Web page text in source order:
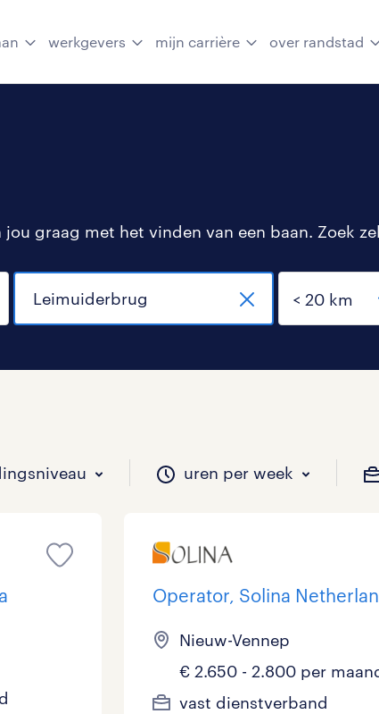
werkgevers mijn carrière over randstad
graag met het vinden van een baan. Zoek
uren per week
wil je werken?
Chauffeurs 55
je vacatures?
LBO, MAVO, VMBO 0
week wil je werken?
33 - 36 uur 11
zou jij willen?
Operator, Solina
Nieuw-Vennep
€ 2.650 - 2.800 per
vast dienstverband